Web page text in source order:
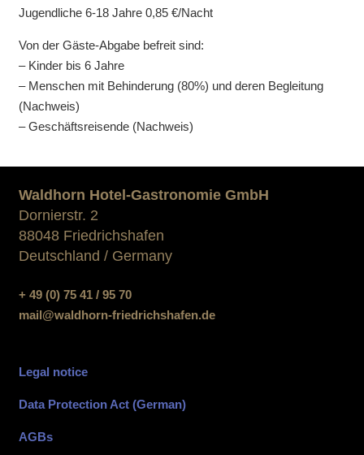
Jugendliche 6-18 Jahre 0,85 €/Nacht
Von der Gäste-Abgabe befreit sind:
– Kinder bis 6 Jahre
– Menschen mit Behinderung (80%) und deren Begleitung
(Nachweis)
– Geschäftsreisende (Nachweis)
Waldhorn Hotel-Gastronomie GmbH
Dornierstr. 2
88048 Friedrichshafen
Deutschland / Germany
+ 49 (0) 75 41 / 95 70
mail@waldhorn-friedrichshafen.de
Legal notice
Data Protection Act (German)
AGBs